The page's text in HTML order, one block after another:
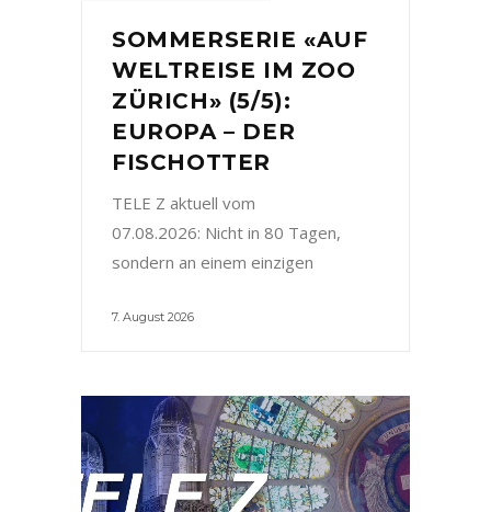
SOMMERSERIE «AUF
WELTREISE IM ZOO
ZÜRICH» (5/5):
EUROPA – DER
FISCHOTTER
TELE Z aktuell vom
07.08.2026: Nicht in 80 Tagen,
sondern an einem einzigen
7. August 2026